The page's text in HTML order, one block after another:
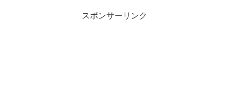
スポンサーリンク